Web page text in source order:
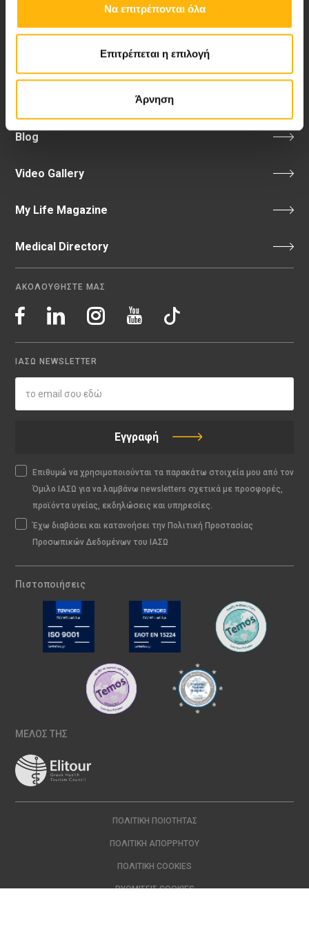
Να επιτρέπονται όλα
Επιτρέπεται η επιλογή
Άρνηση
Email:info@iaso.gr
Blog
Video Gallery
My Life Magazine
Medical Directory
ΑΚΟΛΟΥΘΗΣΤΕ ΜΑΣ
ΙΑΣΩ NEWSLETTER
Εγγραφή
Επιθυμώ να χρησιμοποιούνται τα παρακάτω στοιχεία μου από τον
Όμιλο ΙΑΣΩ για να λαμβάνω newsletters σχετικά με προσφορές,
προϊόντα υγείας, εκδηλώσεις και υπηρεσίες.
Έχω διαβάσει και κατανοήσει την Πολιτική Προστασίας
Προσωπικών Δεδομένων του ΙΑΣΩ
Πιστοποιήσεις
ΜΕΛΟΣ ΤΗΣ
ΠΟΛΙΤΙΚΉ ΠΟΙΌΤΗΤΑΣ
ΠΟΛΙΤΙΚΉ ΑΠΟΡΡΉΤΟΥ
ΠΟΛΙΤΙΚΉ COOKIES
ΡΥΘΜΊΣΕΙΣ COOKIES